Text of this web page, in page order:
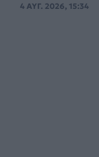
4 ΑΥΓ. 2026, 15:34